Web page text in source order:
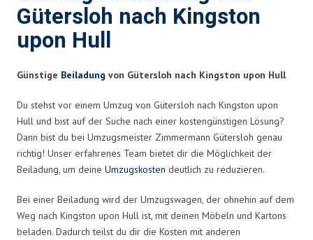
Gütersloh nach Kingston
upon Hull
Günstige Beiladung von Gütersloh nach Kingston upon Hull
Du stehst vor einem Umzug von Gütersloh nach Kingston upon
Hull und bist auf der Suche nach einer kostengünstigen Lösung?
Dann bist du bei Umzugsmeister Zimmermann Gütersloh genau
richtig! Unser erfahrenes Team bietet dir die Möglichkeit der
Beiladung, um deine Umzugskosten deutlich zu reduzieren.
Bei einer Beiladung wird der Umzugswagen, der ohnehin auf dem
Weg nach Kingston upon Hull ist, mit deinen Möbeln und Kartons
beladen. Dadurch teilst du dir die Kosten mit anderen